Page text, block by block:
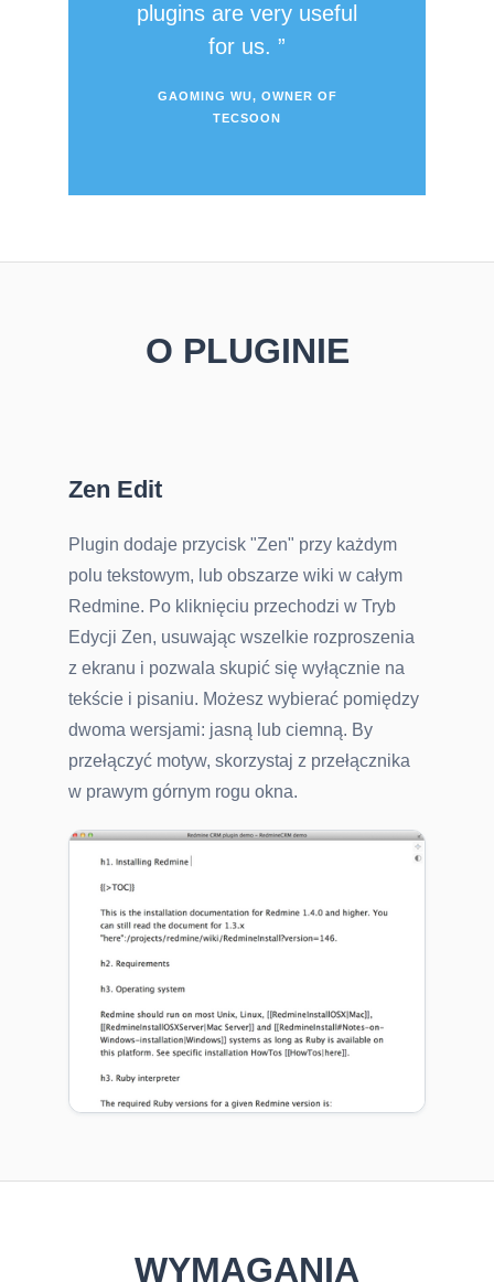
plugins are very useful
for us.
GAOMING WU, OWNER OF
TECSOON
O PLUGINIE
Zen Edit
Plugin dodaje przycisk "Zen" przy każdym
polu tekstowym, lub obszarze wiki w całym
Redmine. Po kliknięciu przechodzi w Tryb
Edycji Zen, usuwając wszelkie rozproszenia
z ekranu i pozwala skupić się wyłącznie na
tekście i pisaniu. Możesz wybierać pomiędzy
dwoma wersjami: jasną lub ciemną. By
przełączyć motyw, skorzystaj z przełącznika
w prawym górnym rogu okna.
WYMAGANIA